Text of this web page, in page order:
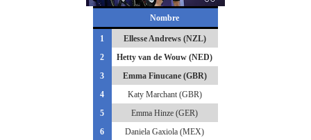
Nombre
1
Ellesse Andrews (NZL)
2
Hetty van de Wouw (NED)
3
Emma Finucane (GBR)
4
Katy Marchant (GBR)
5
Emma Hinze (GER)
6
Daniela Gaxiola (MEX)